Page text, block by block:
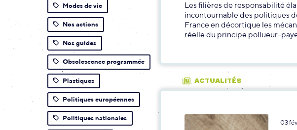
Modes de vie
Nos actions
Nos guides
Obsolescence programmée
Plastiques
Politiques européennes
Politiques nationales
Les filières de responsabilité
incontournable des politiques
France en décortique les
réelle du principe pollueur-
ACTUALITÉS
03